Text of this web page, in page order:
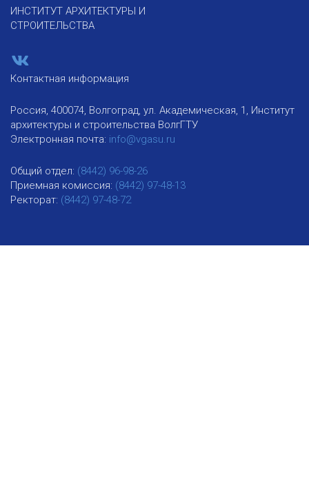
ИНСТИТУТ АРХИТЕКТУРЫ И
СТРОИТЕЛЬСТВА
Контактная информация
Россия, 400074, Волгоград, ул. Академическая, 1, Институт
архитектуры и строительства ВолгГТУ
Электронная почта: info@vgasu.ru
Общий отдел: (8442) 96-98-26
Приемная комиссия: (8442) 97-48-13
Ректорат: (8442) 97-48-72